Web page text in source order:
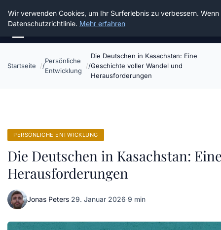
Die Schnitter
Startseite
Persönliche
Entwicklung
Die Deutschen in Kasachstan: Eine
Geschichte voller Wandel und
Herausforderungen
PERSÖNLICHE ENTWICKLUNG
Die Deutschen in Kasachstan:
Herausforderungen
Jonas Peters·29. Januar 2026·9 min
Wir verwenden Cookies, um Ihr Surferlebnis zu verbessern.
Datenschutzrichtlinie. Mehr erfahren